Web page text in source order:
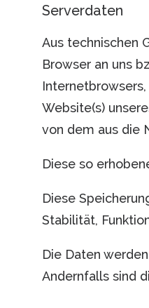
Serverdaten
Aus technischen
Browser an uns
Website(s)
von dem aus die
Diese so
Diese
Stabilität,
Die Daten
Andernfalls sind